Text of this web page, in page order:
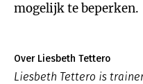
mogelijk te beperken.
Over Liesbeth Tettero
Liesbeth Tettero is